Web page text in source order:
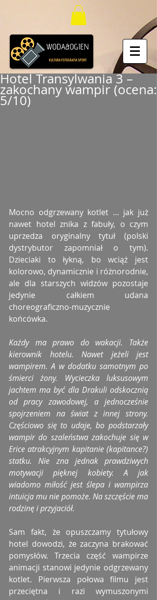
Hotel Transylwania 3 –
zakochany wampir (ocena:
5/10)
Mocno odgrzewany kotlet … jak już
nawet hotel znika z fabuły, o czym
uprzedza oryginalny tytuł (polski
dystrybutor zapomniał o tym).
Dzieciaki to łykną, bo wciąż jest
kolorowo, dynamicznie i różnorodnie,
ale dla starszych widzów pozostaje
jedynie całkiem udana
choreograficzno-muzycznie
końcówka.
Każdy ma prawo do wakacji. Także
kierownik hotelu. Nawet jeżeli jest
wampirem. A w dodatku samotnym po
śmierci żony. Wycieczka luksusowym
jachtem ma być dla Drakuli odskocznią
od pracy zawodowej, a jednocześnie
spojrzeniem na świat z innej strony.
Częściowo się to udaje, bo podstarzały
wampir do szaleństwa zakochuje się w
Erice atrakcyjnym kapitanie (kapitance?)
statku. Nie zna jednak prawdziwych
motywacji pięknej kobiety. A jak
wiadomo miłość jest ślepa i wampirza
intuicja mu nie pomoże. Na szczęście ma
rodzinę i przyjaciół.
Sam fakt, że opuszczamy tytułowy
hotel dowodzi, że zaczyna brakować
pomysłów. Trzecia część wampirze
animacji stanowi jedynie odgrzewany
kotlet. Pierwsza połowa filmu jest
przeciętna i razi wymuszonymi